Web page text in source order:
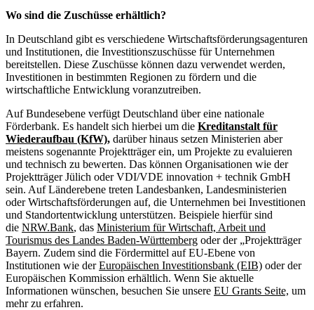
Wo sind die Zuschüsse erhältlich?
In Deutschland gibt es verschiedene Wirtschaftsförderungsagenturen
und Institutionen, die Investitionszuschüsse für Unternehmen
bereitstellen. Diese Zuschüsse können dazu verwendet werden,
Investitionen in bestimmten Regionen zu fördern und die
wirtschaftliche Entwicklung voranzutreiben.
Auf Bundesebene verfügt Deutschland über eine nationale
Förderbank. Es handelt sich hierbei um die Kreditanstalt für
Wiederaufbau (KfW), darüber hinaus setzen Ministerien aber
meistens sogenannte Projektträger ein, um Projekte zu evaluieren
und technisch zu bewerten. Das können Organisationen wie der
Projektträger Jülich oder VDI/VDE innovation + technik GmbH
sein. Auf Länderebene treten Landesbanken, Landesministerien
oder Wirtschaftsförderungen auf, die Unternehmen bei Investitionen
und Standortentwicklung unterstützen. Beispiele hierfür sind
die NRW.Bank, das Ministerium für Wirtschaft, Arbeit und
Tourismus des Landes Baden-Württemberg oder der „Projektträger
Bayern. Zudem sind die Fördermittel auf EU-Ebene von
Institutionen wie derEuropäischen Investitionsbank (EIB) oder der
Europäischen Kommission erhältlich. Wenn Sie aktuelle
Informationen wünschen, besuchen Sie unsere EU Grants Seite, um
mehr zu erfahren.